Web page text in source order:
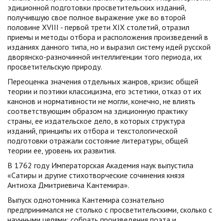
эдиционной подготовки просветительских изданий,
получившую свое полное выражение уже во второй
половине XVIII - первой трети XIX столетий, отразил
приемы и методы отбора и расположения произведений в
изданиях данного типа, но и выразил систему идей русской
дворянско-разночинной интеллигенции того периода, их
просветительскую природу.
Переоценка значения отдельных жанров, кризис общей
теории и поэтики классицизма, его эстетики, отказ от их
канонов и нормативности не могли, конечно, не влиять
соответствующим образом на здиционную практику
страны, ее издательское дело, в которых структура
изданий, принципы их отбора и текстологической
подготовки отражали состояние литературы, общей
теории ее, уровень их развития.
В 1762 году Императорская Академия наук выпустила
«Сатиры и другие стихотворческие сочинения князя
Антиоха Дмитриевича Кантемира».
Выпуск однотомника Кантемира сознательно
предпринимался не столько с просветительскими, сколько с